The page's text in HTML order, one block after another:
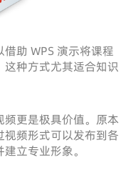
助 WPS 演示将课程
种方式尤其适合知识
更是极具价值。原本
视频形式可以发布到各
立专业形象。